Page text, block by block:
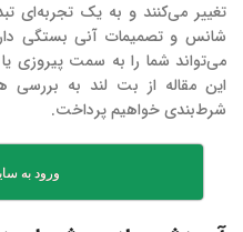
تغییر می‌کنند و به یک
شانس و تصمیمات آنی بستگی
می‌تواند شما را به سمت پیروزی
این مقاله از بت لند به
شرط‌بندی خواهیم پرداخت.
ورود به